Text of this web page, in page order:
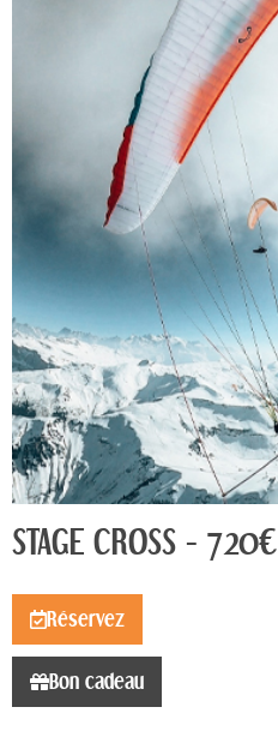
STAGE CROSS - 720€
Réservez
Bon cadeau